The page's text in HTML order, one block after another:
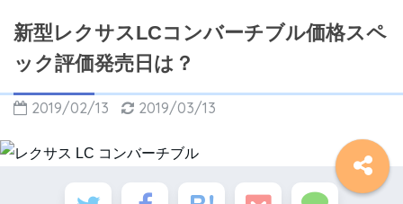
新型レクサスLCコンバーチブル価格スペ
ック評価発売日は？
2019/02/13 2019/03/13